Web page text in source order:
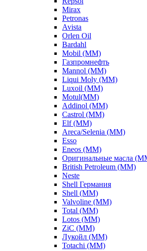
Mirax
Petronas
Avista
Orlen Oil
Bardahl
Mobil (ММ)
Газпромнефть
Mannol (ММ)
Liqui Moly (ММ)
Luxoil (ММ)
Motul(ММ)
Addinol (ММ)
Castrol (ММ)
Elf (ММ)
Areca/Selenia (ММ)
Esso
Eneos (ММ)
Оригинальные масла
British Petroleum (ММ)
Neste
Shell Германия
Shell (ММ)
Valvoline (ММ)
Total (ММ)
Lotos (ММ)
ZiC (ММ)
Лукойл (ММ)
Totachi (MM)